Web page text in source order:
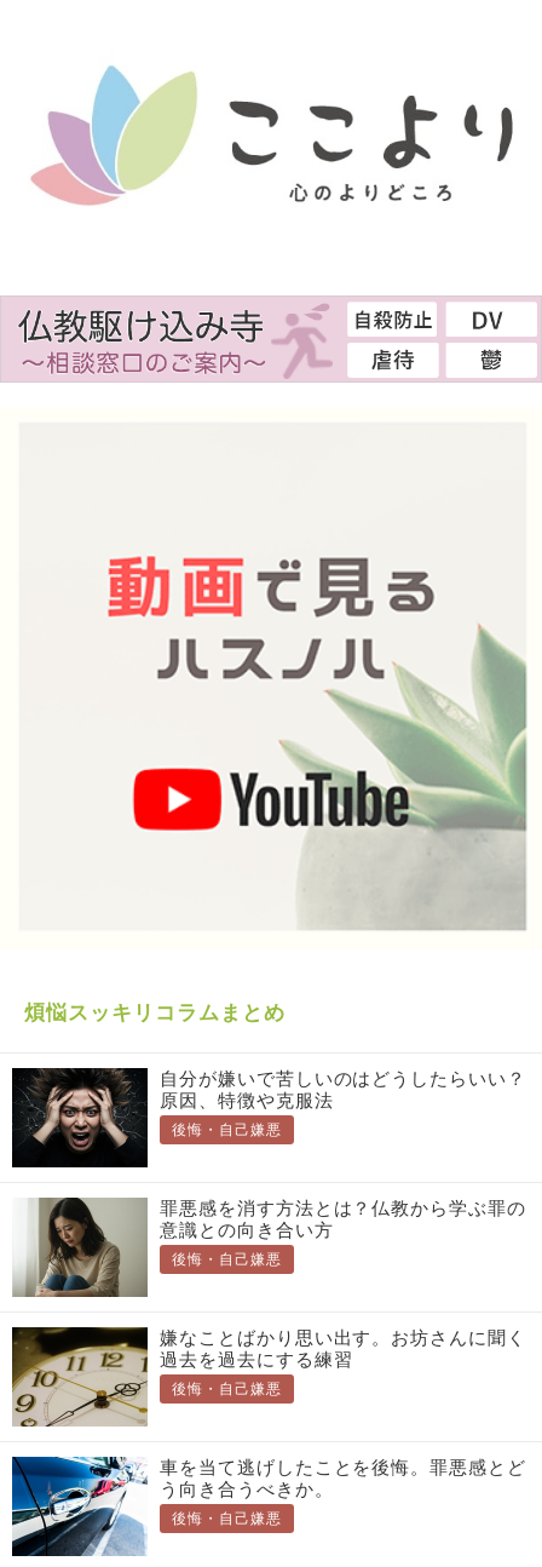
煩悩スッキリコラムまとめ
自分が嫌いで苦しいのはどうしたらいい？
原因、特徴や克服法
後悔・自己嫌悪
罪悪感を消す方法とは？仏教から学ぶ罪の
意識との向き合い方
後悔・自己嫌悪
嫌なことばかり思い出す。お坊さんに聞く
過去を過去にする練習
後悔・自己嫌悪
車を当て逃げしたことを後悔。罪悪感とど
う向き合うべきか。
後悔・自己嫌悪